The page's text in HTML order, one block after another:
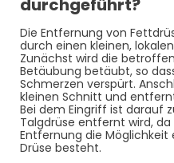
durchgeführt?
Die Entfernung von
durch einen kleinen,
Zunächst wird die
Betäubung betäubt, so
Schmerzen verspürt.
kleinen Schnitt und
Bei dem Eingriff ist darauf
Talgdrüse entfernt wird,
Entfernung die Möglichkeit
Drüse besteht.